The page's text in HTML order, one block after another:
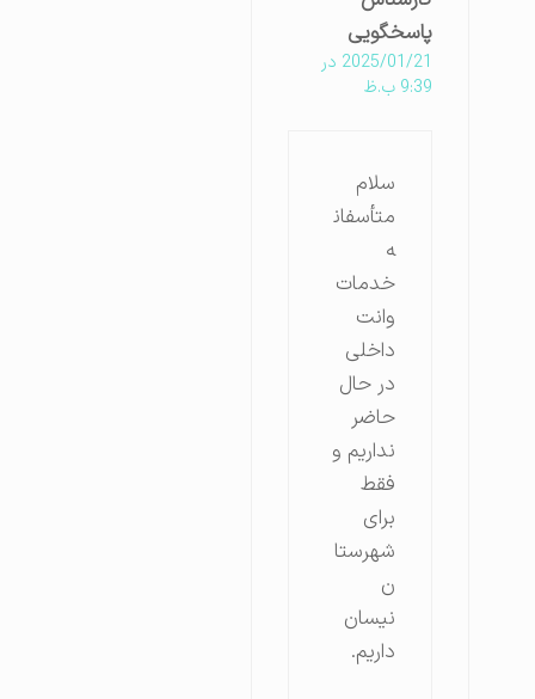
پاسخگویی
2025/01/21 در
سلام
متأسفان
خدمات
وانت
داخلی
در حال
حاضر
نداریم و
شهرستا
نیسان
داریم.